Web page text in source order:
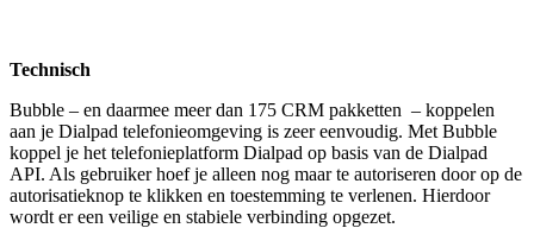
Technisch
Bubble – en daarmee meer dan 175 CRM pakketten – koppelen
aan je Dialpad telefonieomgeving is zeer eenvoudig. Met Bubble
koppel je het telefonieplatform Dialpad op basis van de Dialpad
API. Als gebruiker hoef je alleen nog maar te autoriseren door op de
autorisatieknop te klikken en toestemming te verlenen. Hierdoor
wordt er een veilige en stabiele verbinding opgezet.